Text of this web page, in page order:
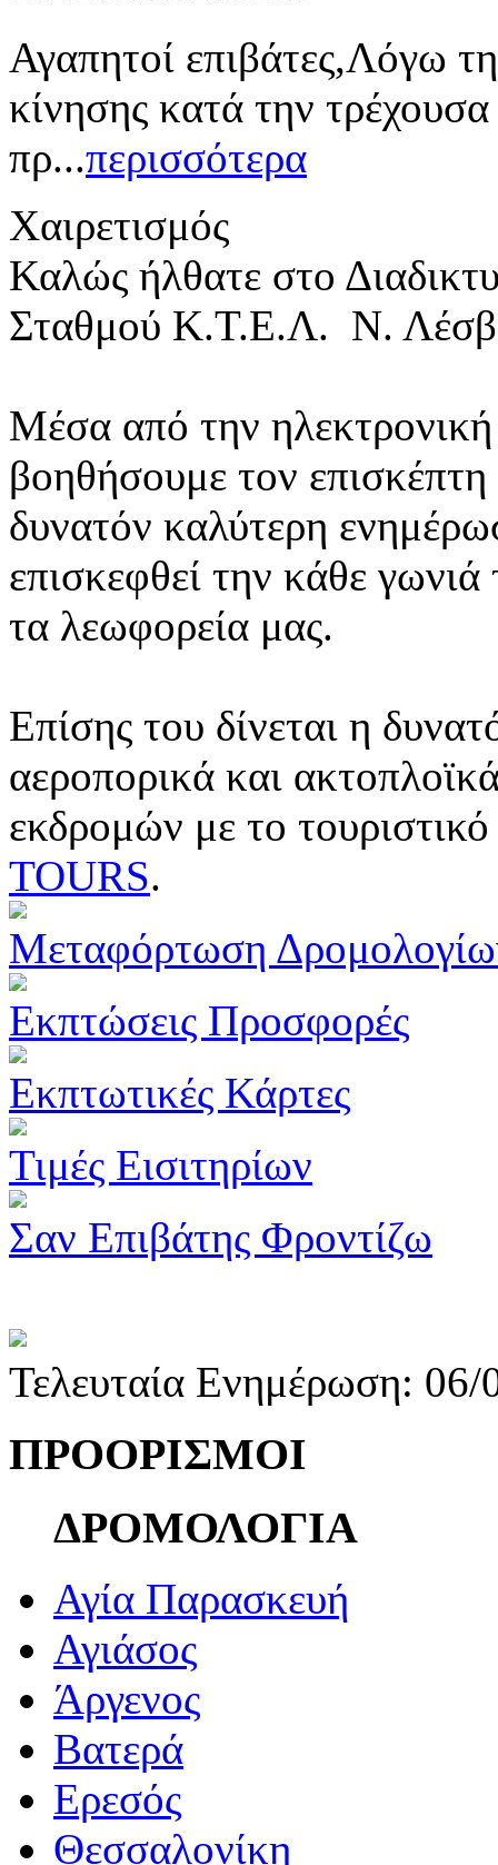
Αγαπητοί επιβάτες,Λόγω
κίνησης κατά την
πρ...περισσότερα
Χαιρετισμός
Καλώς ήλθατε στο
Σταθμού Κ.Τ.Ε.Λ. Ν.
Μέσα από την ηλεκτρονική
βοηθήσουμε τον
δυνατόν καλύτερη
επισκεφθεί την κάθε
τα λεωφορεία μας.
Επίσης του δίνεται η
αεροπορικά και
εκδρομών με το
TOURS.
Μεταφόρτωση
Εκπτώσεις Προσφορές
Εκπτωτικές Κάρτες
Τιμές Εισιτηρίων
Σαν Επιβάτης Φροντίζω
Τελευταία Ενημέρωση:
ΠΡΟΟΡΙΣΜΟΙ
ΔΡΟΜΟΛΟΓΙΑ
Αγία Παρασκευή
Αγιάσος
Άργενος
Βατερά
Ερεσός
Θεσσαλονίκη